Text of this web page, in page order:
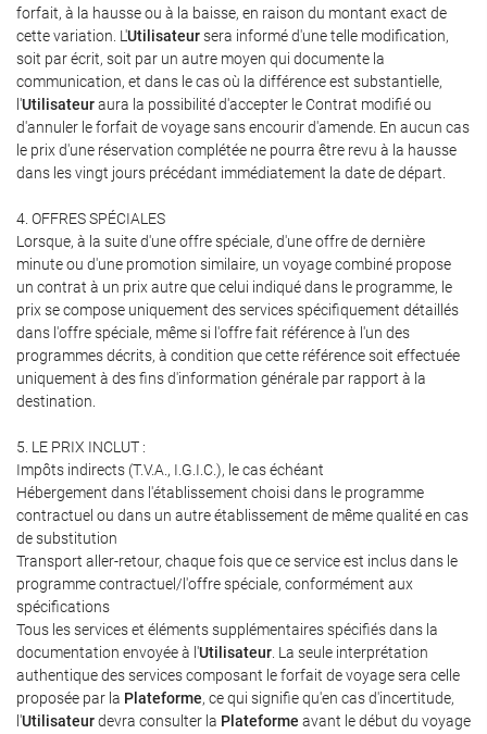
forfait, à la hausse ou à la baisse, en raison du montant exact de
cette variation. L'Utilisateursera informé d'une telle modification,
soit par écrit, soit par un autre moyen qui documente la
communication, et dans le cas où la différence est substantielle,
l'Utilisateuraura la possibilité d'accepter le Contrat modifié ou
d'annuler le forfait de voyage sans encourir d'amende. En aucun cas
le prix d'une réservation complétée ne pourra être revu à la hausse
dans les vingt jours précédant immédiatement la date de départ.
4. OFFRES SPÉCIALES
Lorsque, à la suite d'une offre spéciale, d'une offre de dernière
minute ou d'une promotion similaire, un voyage combiné propose
un contrat à un prix autre que celui indiqué dans le programme, le
prix se compose uniquement des services spécifiquement détaillés
dans l'offre spéciale, même si l'offre fait référence à l'un des
programmes décrits, à condition que cette référence soit effectuée
uniquement à des fins d'information générale par rapport à la
destination.
5. LE PRIX INCLUT :
Impôts indirects (T.V.A., I.G.I.C.), le cas échéant
Hébergement dans l'établissement choisi dans le programme
contractuel ou dans un autre établissement de même qualité en cas
de substitution
Transport aller-retour, chaque fois que ce service est inclus dans le
programme contractuel/l'offre spéciale, conformément aux
spécifications
Tous les services et éléments supplémentaires spécifiés dans la
documentation envoyée à l'Utilisateur . La seule interprétation
authentique des services composant le forfait de voyage sera celle
proposée par la Plateforme, ce qui signifie qu'en cas d'incertitude,
l'Utilisateurdevra consulter la Plateforme avant le début du voyage